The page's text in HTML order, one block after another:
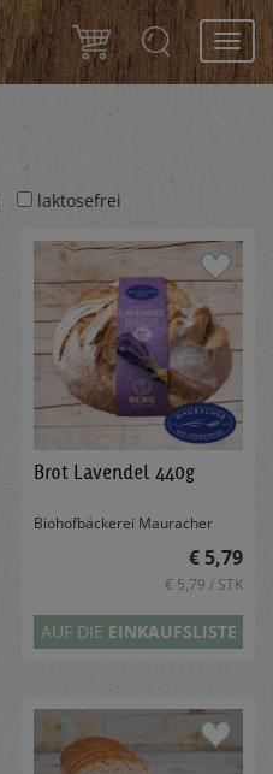
laktosefrei
Brot Lavendel 440g
Biohofbäckerei Mauracher
€ 5,79
€ 5,79 / STK
AUF DIE EINKAUFSLISTE